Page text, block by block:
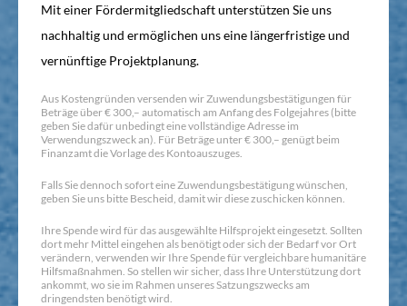
Mit einer Fördermitgliedschaft unterstützen Sie uns
nachhaltig und ermöglichen uns eine längerfristige und
vernünftige Projektplanung.
Aus Kostengründen versenden wir Zuwendungsbestätigungen für
Beträge über € 300,– automatisch am Anfang des Folgejahres (bitte
geben Sie dafür unbedingt eine vollständige Adresse im
Verwendungszweck an). Für Beträge unter € 300,– genügt beim
Finanzamt die Vorlage des Kontoauszuges.
Falls Sie dennoch sofort eine Zuwendungsbestätigung wünschen,
geben Sie uns bitte Bescheid, damit wir diese zuschicken können.
Ihre Spende wird für das ausgewählte Hilfsprojekt eingesetzt. Sollten
dort mehr Mittel eingehen als benötigt oder sich der Bedarf vor Ort
verändern, verwenden wir Ihre Spende für vergleichbare humanitäre
Hilfsmaßnahmen. So stellen wir sicher, dass Ihre Unterstützung dort
ankommt, wo sie im Rahmen unseres Satzungszwecks am
dringendsten benötigt wird.